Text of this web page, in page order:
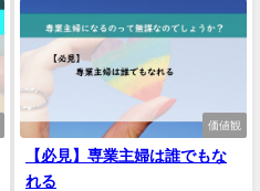
価値観
【必見】専業主婦は誰でもな
れる